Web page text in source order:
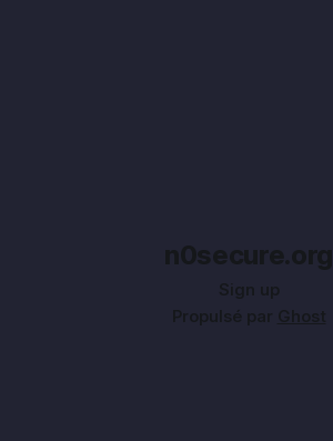
n0secure.org
Sign up
Propulsé par Ghost